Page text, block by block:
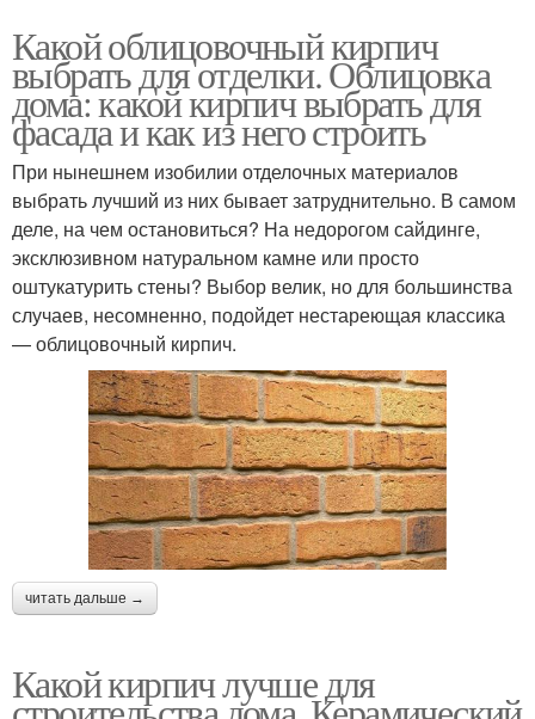
Какой облицовочный кирпич
выбрать для отделки. Облицовка
дома: какой кирпич выбрать для
фасада и как из него строить
При нынешнем изобилии отделочных материалов
выбрать лучший из них бывает затруднительно. В самом
деле, на чем остановиться? На недорогом сайдинге,
эксклюзивном натуральном камне или просто
оштукатурить стены? Выбор велик, но для большинства
случаев, несомненно, подойдет нестареющая классика
— облицовочный кирпич.
читать дальше →
Какой кирпич лучше для